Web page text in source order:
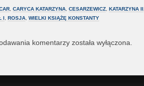
, CARYCA KATARZYNA, CESARZEWICZ, KATARZYNA II,
I, ROSJA, WIELKI KSIĄŻĘ KONSTANTY
komentarzy została wyłączona.